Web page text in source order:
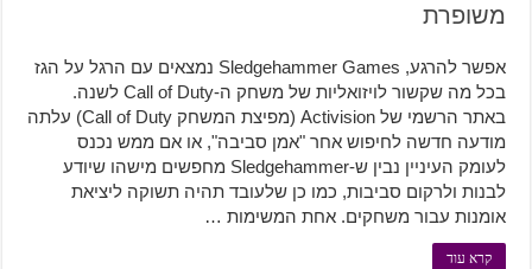
משופרת
אפשר להרגע, Sledgehammer Games נמצאים עם הרגל על הגז
בכל מה שקשור לויזואליות של משחק ה-Call of Duty לשנה.
באתר הרשמי של Activision (מפיצת המשחק Call of Duty) עלתה
מודעה חדשה לחיפוש אחר "אמן סביבה", או אם ממש נכנס
לעומק העיניין נבין ש-Sledgehammer מחפשים מישהו שיודע
לבנות ולרקום סביבות, כמו כן שלעובד תהיה תשוקה ליציאת
אומנות עבור משחקים. אחת המשימות …
קרא עוד